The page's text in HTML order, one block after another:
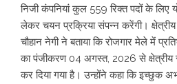
निजी कंपनियां कुल 559 रिक्त पदों के लिए
लेकर चयन प्रक्रिया संपन्न करेंगी। क्षेत्रीय
चौहान नेगी ने बताया कि रोजगार मेले में
का पंजीकरण 04 अगस्त, 2026 से क्षेत्रीय
कर दिया गया है। उन्होंने कहा कि इच्छुक